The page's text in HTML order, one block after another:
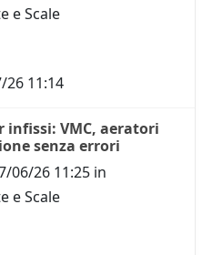
e Scale
26 11:14
infissi: VMC, aeratori
senza errori
06/26 11:25 in
e Scale